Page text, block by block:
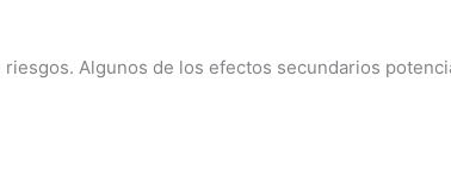
Algunos de los efectos secundarios